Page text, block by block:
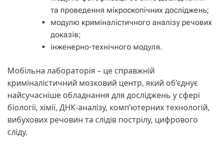
та проведення мікроскопічних досліджень;
модулю криміналістичного аналізу речових
доказів;
інженерно-технічного модуля.
Мобільна лабораторія – це справжній
криміналістичний мозковий центр, який об’єднує
найсучасніше обладнання для досліджень у сфері
біології, хімії, ДНК-аналізу, комп’ютерних технологій,
вибухових речовин та слідів пострілу, цифрового
сліду.